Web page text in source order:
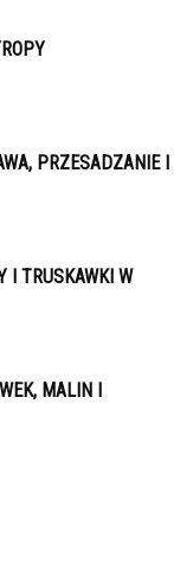
PRZESADZANIE I
I TRUSKAWKI W
MALIN I